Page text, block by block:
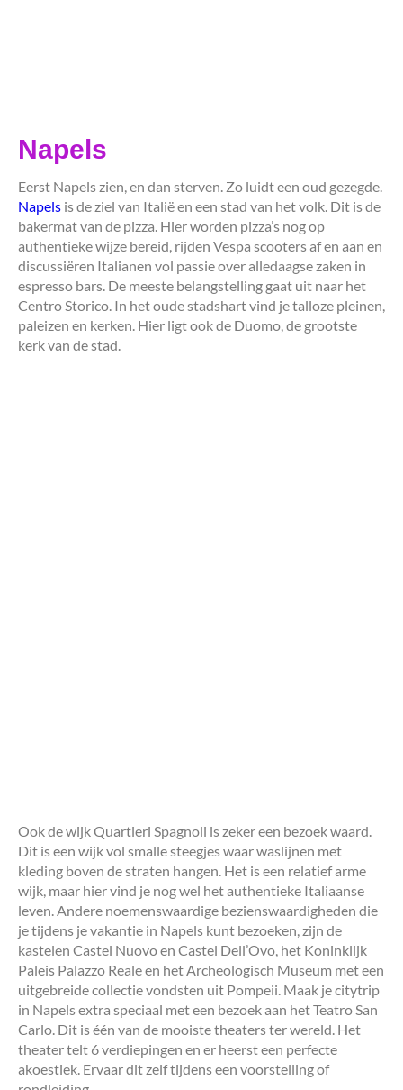
Napels
Eerst Napels zien, en dan sterven. Zo luidt een oud gezegde.
Napels is de ziel van Italië en een stad van het volk. Dit is de
bakermat van de pizza. Hier worden pizza’s nog op
authentieke wijze bereid, rijden Vespa scooters af en aan en
discussiëren Italianen vol passie over alledaagse zaken in
espresso bars. De meeste belangstelling gaat uit naar het
Centro Storico. In het oude stadshart vind je talloze pleinen,
paleizen en kerken. Hier ligt ook de Duomo, de grootste
kerk van de stad.
Ook de wijk Quartieri Spagnoli is zeker een bezoek waard.
Dit is een wijk vol smalle steegjes waar waslijnen met
kleding boven de straten hangen. Het is een relatief arme
wijk, maar hier vind je nog wel het authentieke Italiaanse
leven. Andere noemenswaardige bezienswaardigheden die
je tijdens je vakantie in Napels kunt bezoeken, zijn de
kastelen Castel Nuovo en Castel Dell’Ovo, het Koninklijk
Paleis Palazzo Reale en het Archeologisch Museum met een
uitgebreide collectie vondsten uit Pompeii. Maak je citytrip
in Napels extra speciaal met een bezoek aan het Teatro San
Carlo. Dit is één van de mooiste theaters ter wereld. Het
theater telt 6 verdiepingen en er heerst een perfecte
akoestiek. Ervaar dit zelf tijdens een voorstelling of